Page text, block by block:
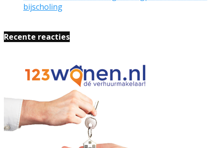
bijscholing
Recente reacties